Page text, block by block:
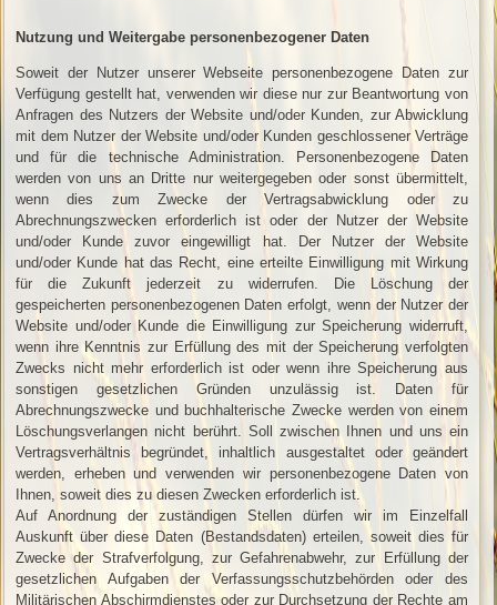
Nutzung und Weitergabe personenbezogener Daten
Soweit der Nutzer unserer Webseite personenbezogene Daten zur
Verfügung gestellt hat, verwenden wir diese nur zur Beantwortung von
Anfragen des Nutzers der Website und/oder Kunden, zur Abwicklung
mit dem Nutzer der Website und/oder Kunden geschlossener Verträge
und für die technische Administration. Personenbezogene Daten
werden von uns an Dritte nur weitergegeben oder sonst übermittelt,
wenn dies zum Zwecke der Vertragsabwicklung oder zu
Abrechnungszwecken erforderlich ist oder der Nutzer der Website
und/oder Kunde zuvor eingewilligt hat. Der Nutzer der Website
und/oder Kunde hat das Recht, eine erteilte Einwilligung mit Wirkung
für die Zukunft jederzeit zu widerrufen. Die Löschung der
gespeicherten personenbezogenen Daten erfolgt, wenn der Nutzer der
Website und/oder Kunde die Einwilligung zur Speicherung widerruft,
wenn ihre Kenntnis zur Erfüllung des mit der Speicherung verfolgten
Zwecks nicht mehr erforderlich ist oder wenn ihre Speicherung aus
sonstigen gesetzlichen Gründen unzulässig ist. Daten für
Abrechnungszwecke und buchhalterische Zwecke werden von einem
Löschungsverlangen nicht berührt. Soll zwischen Ihnen und uns ein
Vertragsverhältnis begründet, inhaltlich ausgestaltet oder geändert
werden, erheben und verwenden wir personenbezogene Daten von
Ihnen, soweit dies zu diesen Zwecken erforderlich ist.
Auf Anordnung der zuständigen Stellen dürfen wir im Einzelfall
Auskunft über diese Daten (Bestandsdaten) erteilen, soweit dies für
Zwecke der Strafverfolgung, zur Gefahrenabwehr, zur Erfüllung der
gesetzlichen Aufgaben der Verfassungsschutzbehörden oder des
Militärischen Abschirmdienstes oder zur Durchsetzung der Rechte am